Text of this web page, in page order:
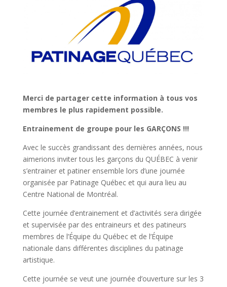
Merci de partager cette information à tous vos
membres le plus rapidement possible.
Entrainement de groupe pour les GARÇONS !!!
Avec le succès grandissant des dernières années, nous
aimerions inviter tous les garçons du QUÉBEC à venir
s’entrainer et patiner ensemble lors d’une journée
organisée par Patinage Québec et qui aura lieu au
Centre National de Montréal.
Cette journée d’entrainement et d’activités sera dirigée
et supervisée par des entraineurs et des patineurs
membres de l’Équipe du Québec et de l’Équipe
nationale dans différentes disciplines du patinage
artistique.
Cette journée se veut une journée d’ouverture sur les 3